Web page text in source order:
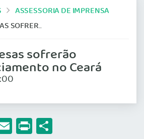
ASSESSORIA DE IMPRENSA
NO CEARÁ
sofrerão
no Ceará
Email
Print